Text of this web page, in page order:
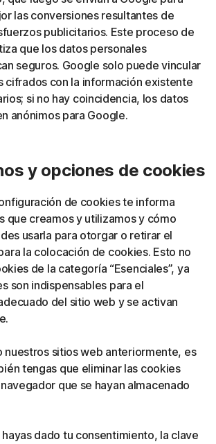
las conversiones resultantes de
publicitarios. Este proceso de
que los datos personales
seguros. Google solo puede vincular
cifrados con la información existente
si no hay coincidencia, los datos
anónimos para Google.
y opciones de cookies
de cookies te informa
que creamos y utilizamos y cómo
usarla para otorgar o retirar el
la colocación de cookies. Esto no
de la categoría “Esenciales”, ya
son indispensables para el
del sitio web y se activan
nuestros sitios web anteriormente, es
tengas que eliminar las cookies
que se hayan almacenado
hayas dado tu consentimiento, la clave